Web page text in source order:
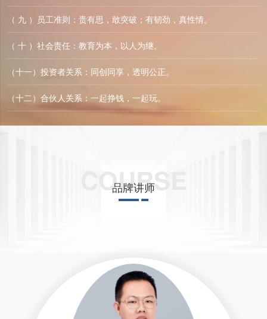
（ 九 ）员工准则：贵有思，敢突破；有韧劲，真性情。
（ 十 ）社会责任：教育为本，以人为继。
（十一）投资者关系：同创同享，透明公正。
（十二）合伙人关系：一起挣钱，一起玩。
COURSE
品牌讲师